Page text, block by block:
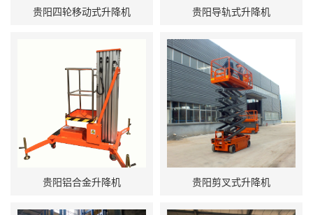
贵阳四轮移动式升降机 贵阳导轨式升降机
贵阳铝合金升降机 贵阳剪叉式升降机